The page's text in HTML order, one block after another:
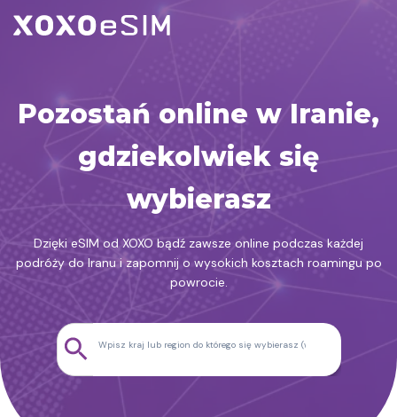
Przejdź
do
Pozostań online w Iranie,
gdziekolwiek się
wybierasz
Dzięki eSIM od XOXO bądź zawsze online podczas każdej
podróży do Iranu i zapomnij o wysokich kosztach roamingu po
powrocie.